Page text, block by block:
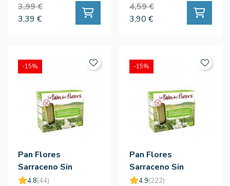
3,99 €
3,39 €
4,59 €
3,90 €
Pan Flores
Sarraceno Sin
Gluten Bio 150g - Le
4.8(44)
-15%
Pan Flores
Sarraceno Sin
Gluten Bio 300g - Le
4.9(222)
-15%